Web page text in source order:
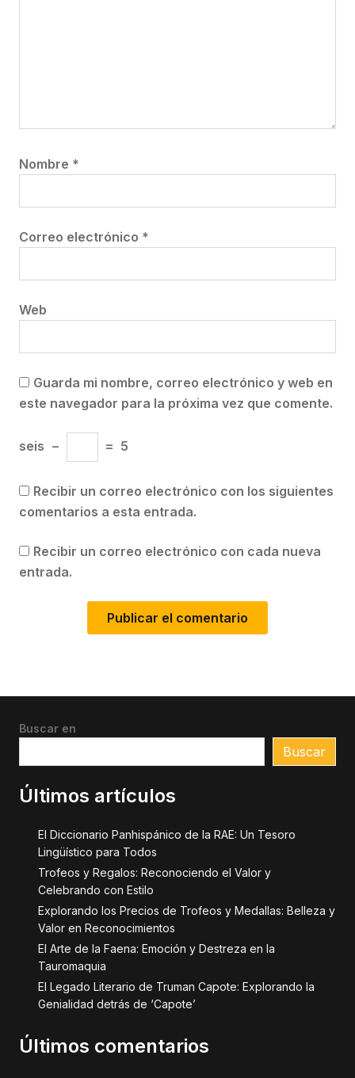
Nombre *
Correo electrónico *
Web
Guarda mi nombre, correo electrónico y web en
este navegador para la próxima vez que comente.
seis − = 5
Recibir un correo electrónico con los siguientes
comentarios a esta entrada.
Recibir un correo electrónico con cada nueva
entrada.
Buscar en
Buscar
Últimos artículos
El Diccionario Panhispánico de la RAE: Un Tesoro
Lingüístico para Todos
Trofeos y Regalos: Reconociendo el Valor y
Celebrando con Estilo
Explorando los Precios de Trofeos y Medallas: Belleza y
Valor en Reconocimientos
El Arte de la Faena: Emoción y Destreza en la
Tauromaquia
El Legado Literario de Truman Capote: Explorando la
Genialidad detrás de ‘Capote’
Últimos comentarios